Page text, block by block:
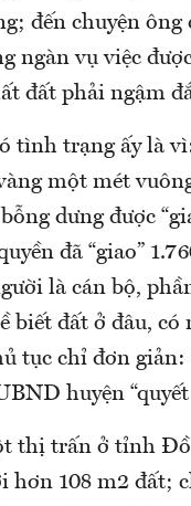
đến chuyện ông
ngàn vụ việc
đất phải ngậm
tình trạng ấy là
một mét
dưng được
đã “giao”
là cán bộ,
biết đất ở đâu, có
tục chỉ đơn
huyện
thị trấn ở tỉnh
hơn 108 m2 đất;